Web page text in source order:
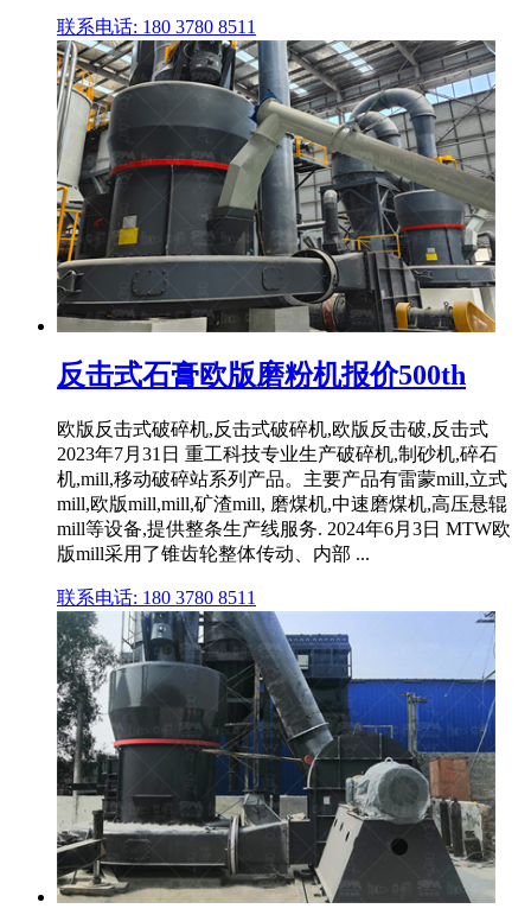
联系电话: 180 3780 8511
反击式石膏欧版磨粉机报价500th
欧版反击式破碎机,反击式破碎机,欧版反击破,反击式
2023年7月31日 重工科技专业生产破碎机,制砂机,碎石
机,mill,移动破碎站系列产品。主要产品有雷蒙mill,立式
mill,欧版mill,mill,矿渣mill, 磨煤机,中速磨煤机,高压悬辊
mill等设备,提供整条生产线服务. 2024年6月3日 MTW欧
版mill采用了锥齿轮整体传动、内部 ...
联系电话: 180 3780 8511